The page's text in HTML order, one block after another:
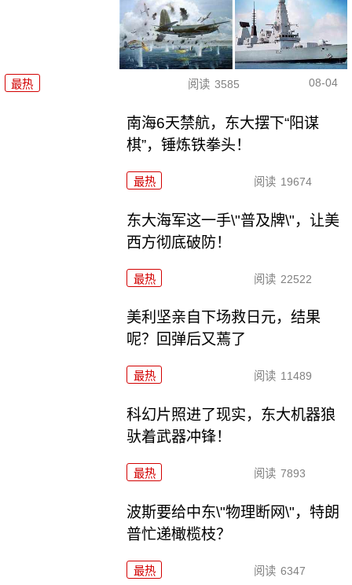
最热 阅读 3585 08-04
南海6天禁航，东大摆下“阳谋
棋”，锤炼铁拳头！
最热 阅读 19674
东大海军这一手\"普及牌\"，让美
西方彻底破防！
最热 阅读 22522
美利坚亲自下场救日元，结果
呢？回弹后又蔫了
最热 阅读 11489
科幻片照进了现实，东大机器狼
驮着武器冲锋！
最热 阅读 7893
波斯要给中东\"物理断网\"，特朗
普忙递橄榄枝？
最热 阅读 6347